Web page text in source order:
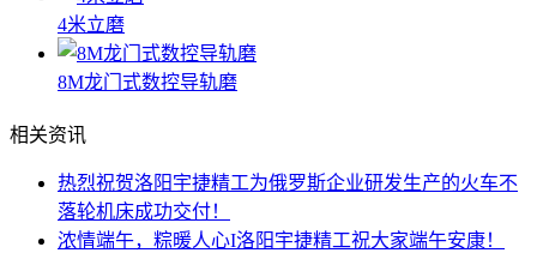
4米立磨
8M龙门式数控导轨磨
相关资讯
热烈祝贺洛阳宇捷精工为俄罗斯企业研发生产的火车不
落轮机床成功交付！
浓情端午，粽暖人心I洛阳宇捷精工祝大家端午安康！